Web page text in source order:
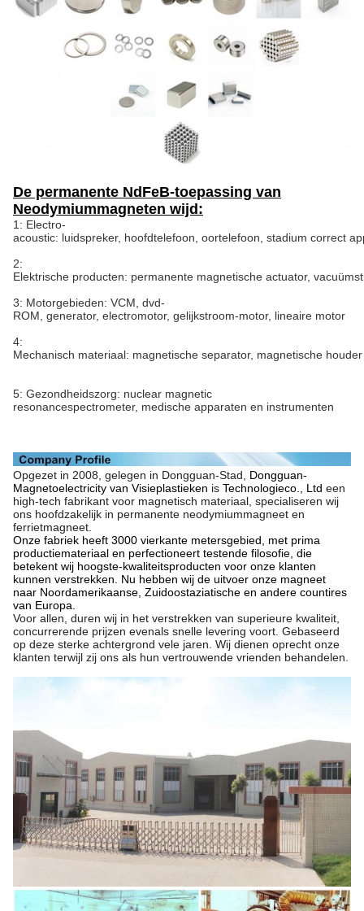
De permanente NdFeB-toepassing van
Neodymiummagneten wijd:
1: Electro-
acoustic: luidspreker, hoofdtelefoon, oortelefoon, stadium correct
2:
Elektrische producten: permanente magnetische actuator,
3: Motorgebieden: VCM, dvd-
ROM, generator, electromotor, gelijkstroom-motor, lineaire motor
4:
Mechanisch materiaal: magnetische separator, magnetische houder
5: Gezondheidszorg: nuclear magnetic
resonancespectrometer, medische apparaten en instrumenten
Opgezet in 2008, gelegen in Dongguan-Stad,
Dongguan-
Magnetoelectricity van Visieplastieken is Technologieco., Ltd een
high-tech fabrikant voor magnetisch materiaal, specialiseren wij
ons hoofdzakelijk in permanente neodymiummagneet en
ferrietmagneet.
Onze fabriek heeft 3000 vierkante metersgebied, met prima
productiemateriaal en perfectioneert testende filosofie, die
betekent wij hoogste-kwaliteitsproducten voor onze klanten
kunnen verstrekken. Nu hebben wij de uitvoer onze magneet
naar Noordamerikaanse, Zuidoostaziatische en andere countires
van Europa.
Voor allen, duren wij in het verstrekken van superieure kwaliteit,
concurrerende prijzen evenals snelle levering voort. Gebaseerd
op deze sterke achtergrond vele jaren. Wij dienen oprecht onze
klanten terwijl zij ons als hun vertrouwende vrienden behandelen.